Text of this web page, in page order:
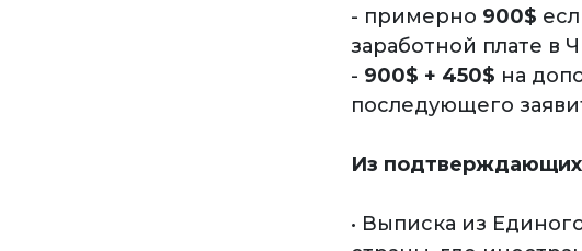
- примерно 900$
заработной плате в
- 900$ + 450$ на
последующего
Из подтверждающих
• Выписка из